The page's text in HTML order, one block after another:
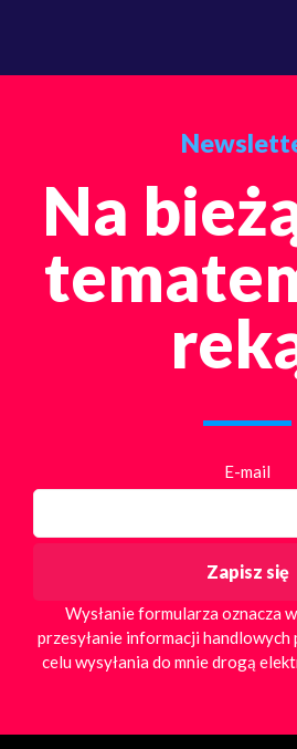
Na
E-mail
Wysłanie formularza oznacza
przesyłanie informacji handlowych
celu wysyłania do mnie drogą